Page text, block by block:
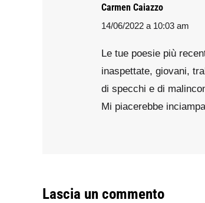
Carmen Caiazzo
says:
14/06/2022 a 10:03 am
Le tue poesie più
inaspettate, giovani,
di specchi e di
Mi piacerebbe
Lascia un commento